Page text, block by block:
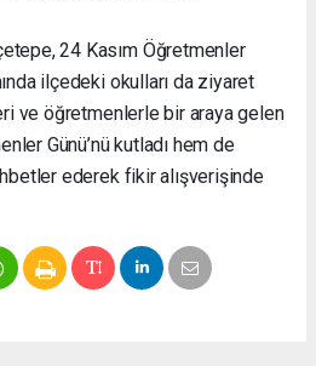
24 Kasım Öğretmenler
ilçedeki okulları da ziyaret
ve öğretmenlerle bir araya gelen
Günü’nü kutladı hem de
ederek fikir alışverişinde